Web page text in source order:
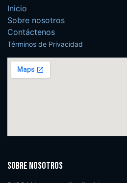
Inicio
Sobre nosotros
Contáctenos
Términos de Privacidad
Sobre nosotros